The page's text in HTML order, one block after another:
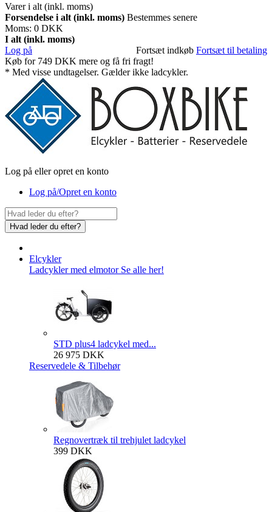
Varer i alt (inkl. moms)
Forsendelse i alt (inkl. moms) Bestemmes senere
Moms: 0 DKK
I alt (inkl. moms)
Fortsæt indkøb Fortsæt til betaling
Log på
Køb for 749 DKK mere og få fri fragt!
* Med visse undtagelser. Gælder ikke ladcykler.
Log på eller opret en konto
Log på/Opret en konto
Hvad leder du efter?
Elcykler
Ladcykler med elmotor Se alle her!
STD plus4 ladcykel med...
26 975 DKK
Reservedele & Tilbehør
Regnovertræk til trehjulet ladcykel
399 DKK